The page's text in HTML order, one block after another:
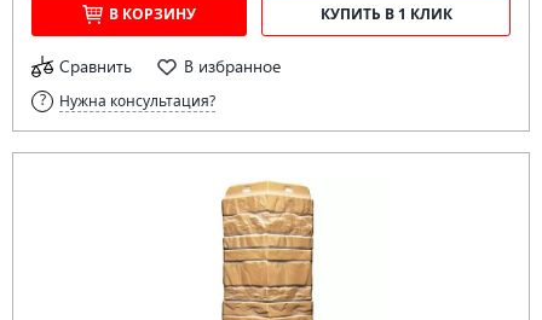
В КОРЗИНУ КУПИТЬ В 1 КЛИК
Сравнить В избранное
Нужна консультация?